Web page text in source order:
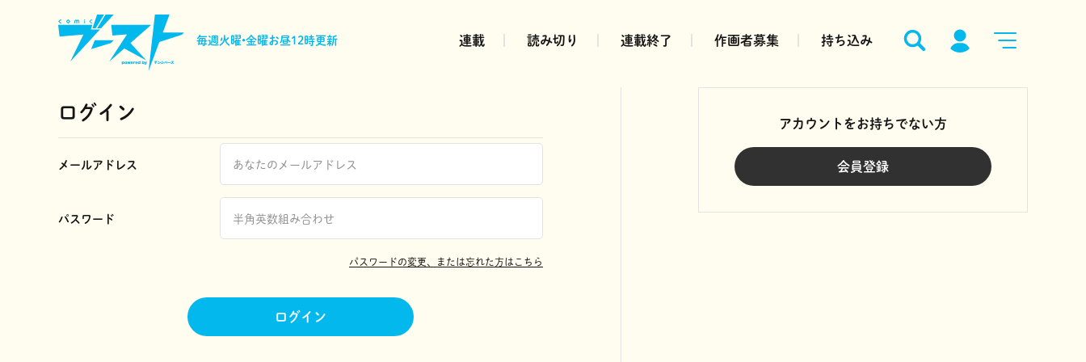
毎週火曜•金曜お昼12時更新 連載 読み切り 連載終了 作画者募集 持ち込み
ログイン
メールアドレス
パスワード
パスワードの変更、または忘れた方はこちら
ログイン
アカウントをお持ちでない方
会員登録